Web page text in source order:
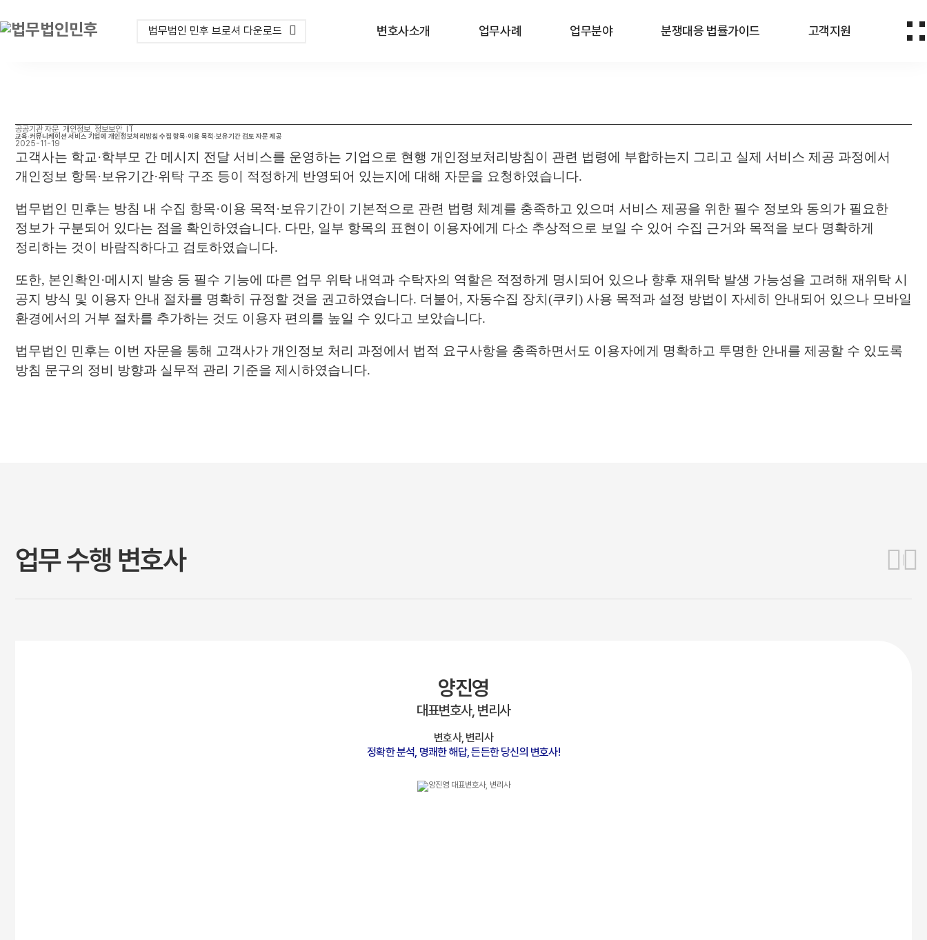
법무법인 민후 브로셔 다운로드 변호사소개 업무사례 업무분야 분쟁대응 법률가이드 고객지원
공공기관 자문, 개인정보, 정보보안, IT
교육·커뮤니케이션 서비스 기업에 개인정보처리방침 수집 항목·이용 목적·보유기간 검토 자문 제공
2025-11-19
고객사는 학교·학부모 간 메시지 전달 서비스를 운영하는 기업으로 현행 개인정보처리방침이 관련 법령에 부합하는지 그리고 실제 서비스 제공 과정에서
개인정보 항목·보유기간·위탁 구조 등이 적정하게 반영되어 있는지에 대해 자문을 요청하였습니다.
법무법인 민후는 방침 내 수집 항목·이용 목적·보유기간이 기본적으로 관련 법령 체계를 충족하고 있으며 서비스 제공을 위한 필수 정보와 동의가 필요한
정보가 구분되어 있다는 점을 확인하였습니다. 다만, 일부 항목의 표현이 이용자에게 다소 추상적으로 보일 수 있어 수집 근거와 목적을 보다 명확하게
정리하는 것이 바람직하다고 검토하였습니다.
또한, 본인확인·메시지 발송 등 필수 기능에 따른 업무 위탁 내역과 수탁자의 역할은 적정하게 명시되어 있으나 향후 재위탁 발생 가능성을 고려해 재위탁 시
공지 방식 및 이용자 안내 절차를 명확히 규정할 것을 권고하였습니다. 더불어, 자동수집 장치(쿠키) 사용 목적과 설정 방법이 자세히 안내되어 있으나 모바일
환경에서의 거부 절차를 추가하는 것도 이용자 편의를 높일 수 있다고 보았습니다.
법무법인 민후는 이번 자문을 통해 고객사가 개인정보 처리 과정에서 법적 요구사항을 충족하면서도 이용자에게 명확하고 투명한 안내를 제공할 수 있도록
방침 문구의 정비 방향과 실무적 관리 기준을 제시하였습니다.
업무 수행 변호사
양진영
대표변호사, 변리사
변호사, 변리사
정확한 분석, 명쾌한 해답, 든든한 당신의 변호사!